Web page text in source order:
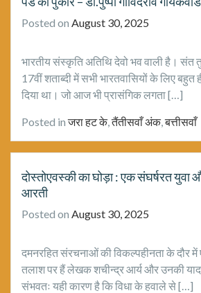
Posted on August 30, 2025
भारतीय संस्कृति अतिथि देवो भव वाली है। संत
17वीं शताब्दी में सभी भारतवासियों के लिए
दिया था। जो आज भी प्रासंगिक लगता […]
Posted inजरा हट के,तैंतीसवाँ अंक,बत्तीसवाँ
दोस्तोएवस्की का घोड़ा : एक संघर्षरत
आरती
Posted on August 30, 2025
दमनरहित संरचनाओं की विकल्पहीनता के दौर
तलाश पर हैं लेखक शचीन्द्र आर्य और उनकी याद
संभवतः यही कारण है कि विधा के हवाले से […]